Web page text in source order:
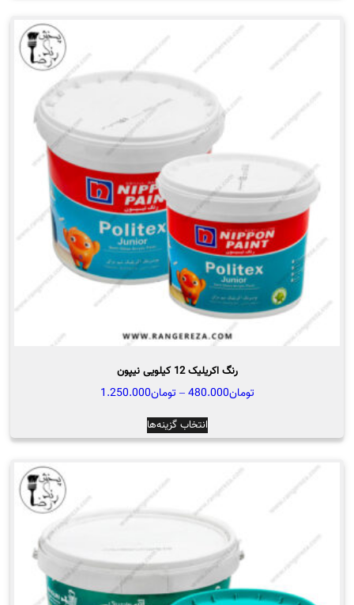
رنگ اکریلیک 12 کیلویی نیپون
تومان480.000
– تومان1.250.000
تا
انتخاب گزینه‌هااین
محصول
می
گزینه
ها
ممکن